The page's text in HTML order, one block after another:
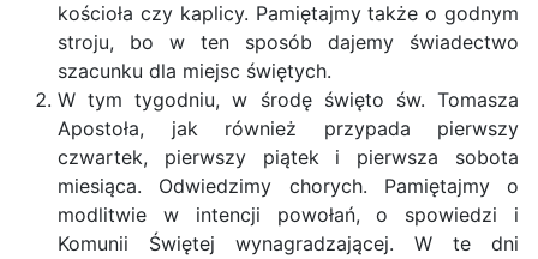
kościoła czy kaplicy. Pamiętajmy także o godnym
stroju, bo w ten sposób dajemy świadectwo
szacunku dla miejsc świętych.
W tym tygodniu, w środę święto św. Tomasza
Apostoła, jak również przypada pierwszy
czwartek, pierwszy piątek i pierwsza sobota
miesiąca. Odwiedzimy chorych. Pamiętajmy o
modlitwie w intencji powołań, o spowiedzi i
Komunii Świętej wynagradzającej. W te dni